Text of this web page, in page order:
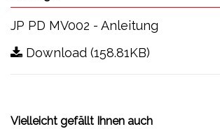
JP PD MV002 - Anleitung
Download (158.81KB)
Vielleicht gefällt Ihnen auch